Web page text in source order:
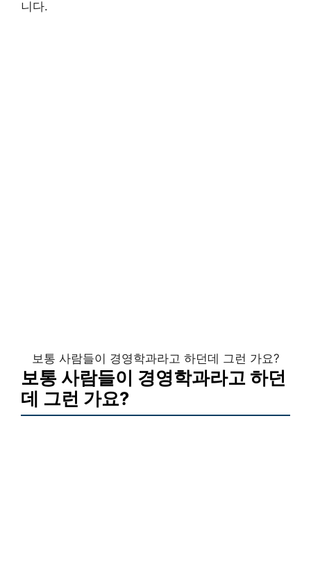
니다.
보통 사람들이 경영학과라고 하던데 그런 가요?
보통 사람들이 경영학과라고 하던
데 그런 가요?